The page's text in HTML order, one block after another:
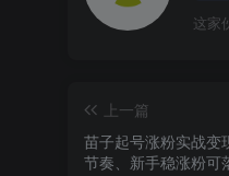
这家
上一篇
苗子起号涨粉实战变
节奏、新手稳涨粉可